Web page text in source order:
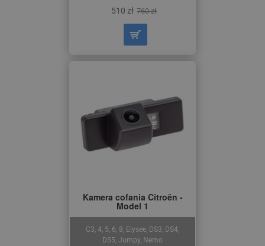
510 zł 760 zł
C3, 4, 5, 6, 8, Elysee, DS3, DS4,
DS5, Jumpy, Nemo
Kamera cofania Citroën -
Model 1